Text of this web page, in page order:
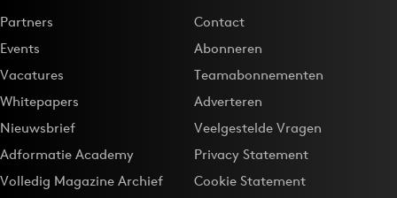
Partners
Events
Vacatures
Whitepapers
Nieuwsbrief
Adformatie Academy
Volledig Magazine Archief
Contact
Abonneren
Teamabonnementen
Adverteren
Veelgestelde Vragen
Privacy Statement
Cookie Statement